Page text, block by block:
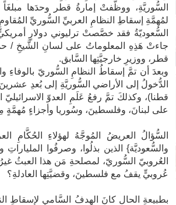
لمُهمَّةِ إسقاطِ النظامِ العربيِّ السُّوريِّ المُقاومِ
السُّعوديّةُ فقد خصَّصتْ ترليوني دولارٍ
جاءتْ هَذِهِ المعلوماتُ على لسانِ الشَّيخِ /
قطر، ووزيرِ خارجيَّتِها السَّابق.
​وبعدَ أن تمَّ إسقاطُ النظامِ السُّوريّ بالوفاءِ
الدُّخولُ إلى الأراضي السُّوريَّةِ إلى بُعدِ
قطنا)، وكذلكَ تمَّ رفعُ عَلَمِ العدوّ
على لبنانَ، وفلسطينَ، وسُوريا وأجزاءٍ مُهمَّةٍ
​السُّؤالُ العريضُ المُوجَّهُ لهؤلاءِ الحُكَّامِ
والسُّعوديَّة} الذين بذلُوا، وصرفُوا
العُروبيّ السُّوريّ، لمصلحةِ مَن هذا العبثُ
عُروبيٍّ يقفُ مع فلسطينَ، وقضيَّتِها العادلةِ؟
بطبيعةِ الحالِ كانَ الهدفُ السَّامي لإسقاطِ